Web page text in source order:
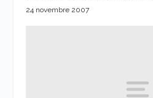
24 novembre 2007